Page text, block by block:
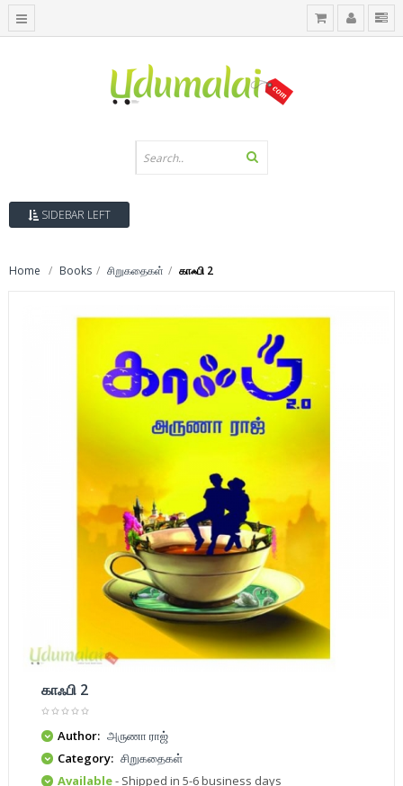
SIDEBAR LEFT
Home Books சிறுகதைகள் காஃபி 2
காஃபி 2
Author: அருணா ராஜ்
Category: சிறுகதைகள்
Available- Shipped in 5-6 business days